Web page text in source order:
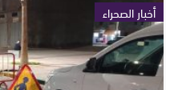
أخبار الصحراء